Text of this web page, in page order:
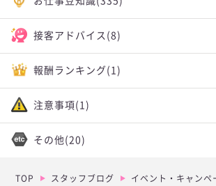
接客アドバイス (8)
報酬ランキング (1)
注意事項(1)
その他 (20)
TOP スタッフブログ イベント・キャンペ